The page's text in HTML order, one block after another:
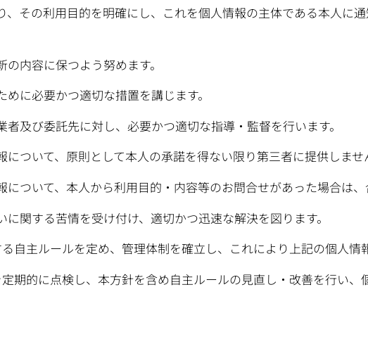
、その利用目的を明確にし、これを個人情報の主体である本人に
内容に保つよう努めます。
に必要かつ適切な措置を講じます。
及び委託先に対し、必要かつ適切な指導・監督を行います。
ついて、原則として本人の承諾を得ない限り第三者に提供しませ
ついて、本人から利用目的・内容等のお問合せがあった場合は、
関する苦情を受け付け、適切かつ迅速な解決を図ります。
自主ルールを定め、管理体制を確立し、これにより上記の個人情
期的に点検し、本方針を含め自主ルールの見直し・改善を行い、